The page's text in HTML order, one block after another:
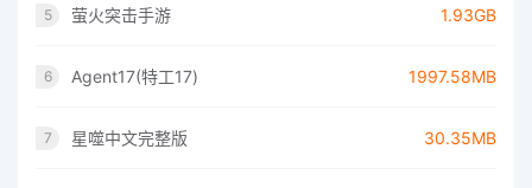
5 萤火突击手游 1.93GB
6 Agent17(特工17) 1997.58MB
7 星噬中文完整版 30.35MB